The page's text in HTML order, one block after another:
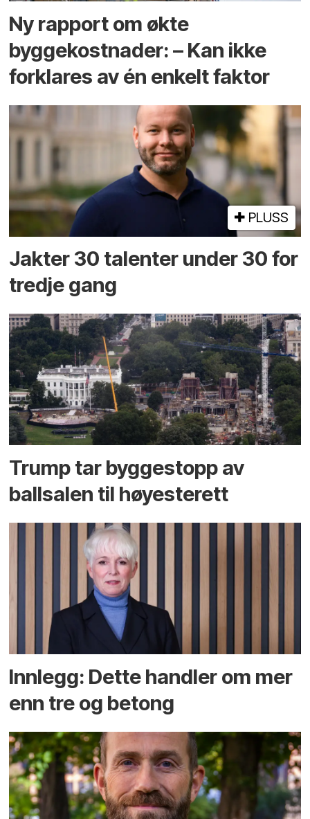
Ny rapport om økte
byggekostnader: – Kan ikke
forklares av én enkelt faktor
PLUSS
Jakter 30 talenter under 30 for
tredje gang
Trump tar byggestopp av
ballsalen til høyesterett
Innlegg: Dette handler om mer
enn tre og betong